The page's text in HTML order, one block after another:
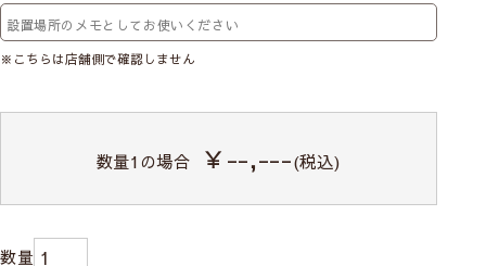
※こちらは店舗側で確認しません
数量1の場合 ￥--,---(税込)